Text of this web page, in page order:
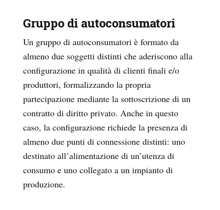
Gruppo di autoconsumatori
Un gruppo di autoconsumatori è formato da
almeno due soggetti distinti che aderiscono alla
configurazione in qualità di clienti finali e/o
produttori, formalizzando la propria
partecipazione mediante la sottoscrizione di un
contratto di diritto privato. Anche in questo
caso, la configurazione richiede la presenza di
almeno due punti di connessione distinti: uno
destinato all’alimentazione di un’utenza di
consumo e uno collegato a un impianto di
produzione.